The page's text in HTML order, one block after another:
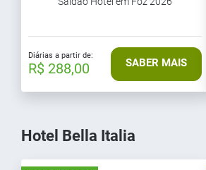
Diárias a partir de:
R$ 288,00 SABER MAIS
Hotel Bella Italia